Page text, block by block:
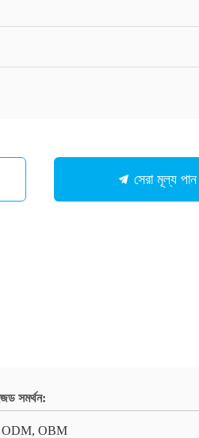
সেরা মূল্য পান
সমর্থন:
OBM